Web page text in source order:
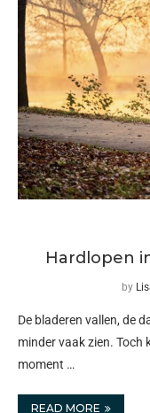
Hardlopen
by
De bladeren vallen, de
minder vaak zien. Toch
moment …
READ MORE